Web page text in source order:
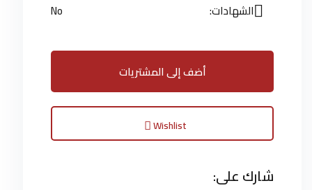
الشهادات:
No
أضف إلى المشتريات
Wishlist
شارك على: